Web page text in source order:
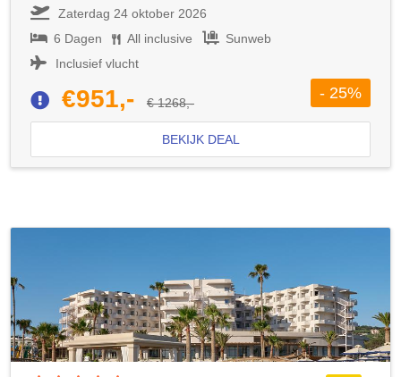
Zaterdag 24 oktober 2026
6 Dagen
All inclusive
Sunweb
Inclusief vlucht
€951,- € 1268,-
- 25%
BEKIJK DEAL